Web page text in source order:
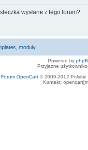
wysłane z tego forum?
moduły
Powered by
Przyjazne
Forum OpenCart© 2009-2012 Polskie
Kontakt: